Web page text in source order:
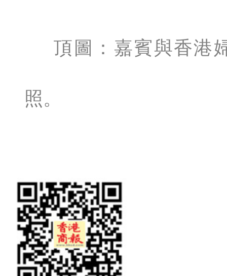
頂圖：嘉賓與香港
照。